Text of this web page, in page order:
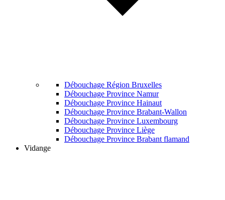
Débouchage Région Bruxelles
Débouchage Province Namur
Débouchage Province Hainaut
Débouchage Province Brabant-Wallon
Débouchage Province Luxembourg
Débouchage Province Liège
Débouchage Province Brabant flamand
Vidange